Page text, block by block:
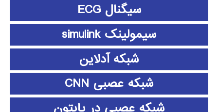
سیگنال ECG
سیمولینک simulink
شبکه آدلاین
شبکه عصبی CNN
شبکه عصبی در پایتون